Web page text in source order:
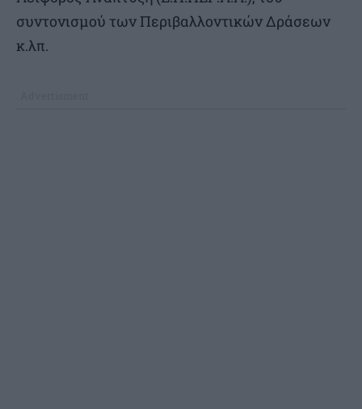
συντονισμού των Περιβαλλοντικών Δράσεων
κ.λπ.